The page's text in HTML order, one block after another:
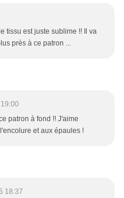
tissu est juste sublime !! Il va
près à ce patron ...
patron à fond !! J'aime
et aux épaules !
18:37